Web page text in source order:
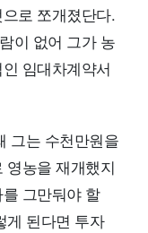
로 쪼개졌단다.
이 없어 그가 농
임대차계약서
그는 수천만원을
영농을 재개했지
그만둬야 할
게 된다면 투자